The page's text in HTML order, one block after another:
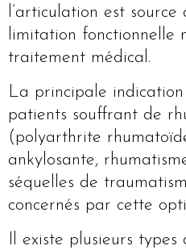
l’articulation est
limitation fonctionnelle
traitement médical.
La principale indication
patients souffrant de
(polyarthrite
ankylosante,
séquelles de
concernés par cette
Il existe plusieurs types